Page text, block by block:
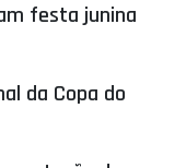
festa junina
da Copa do